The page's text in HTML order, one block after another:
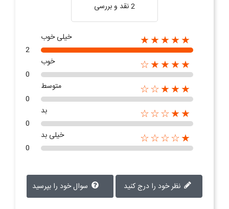
2 نقد و بررسی‌‌
★★★★★
خیلی خوب
2
★★★★☆
خوب
0
★★★☆☆
متوسط
0
★★☆☆☆
بد
0
★☆☆☆☆
خیلی بد
0
سوال خود را بپرسید